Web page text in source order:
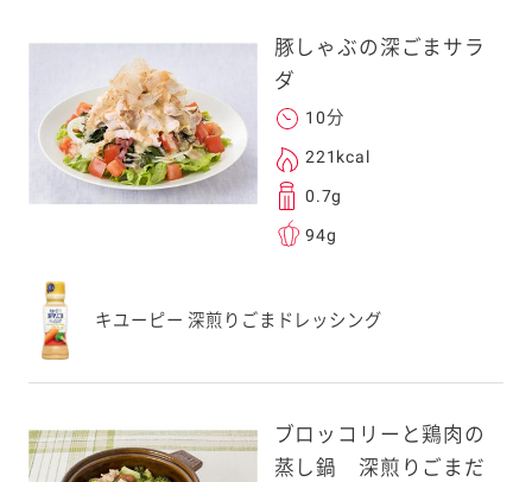
豚しゃぶの深ごまサラ
ダ
10分
221kcal
0.7g
94g
キユーピー 深煎りごまドレッシング
ブロッコリーと鶏肉の
蒸し鍋 深煎りごまだ